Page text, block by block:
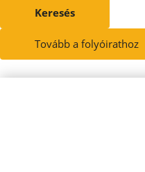
Keresés
Tovább a folyóirathoz